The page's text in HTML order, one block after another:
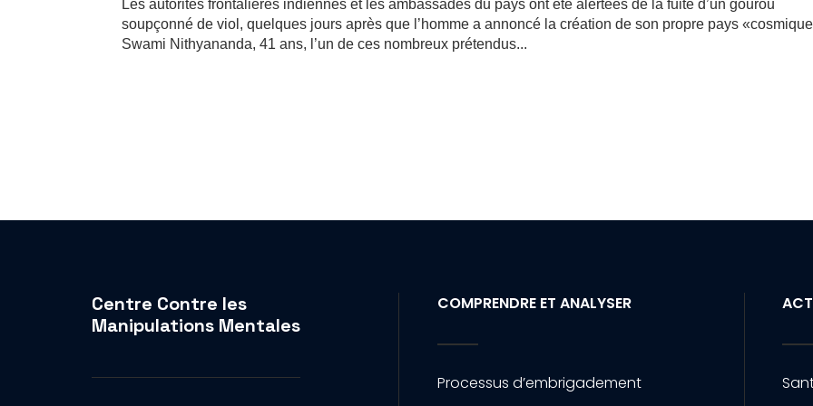
Les autorités frontalières indiennes et les ambassades du pays ont été alertées de la fuite d’un gourou
soupçonné de viol, quelques jours après que l’homme a annoncé la création de son propre pays
Swami Nithyananda, 41 ans, l’un de ces nombreux prétendus...
Centre Contre les
Manipulations Mentales
COMPRENDRE ET ANALYSER
Processus d’embrigadement